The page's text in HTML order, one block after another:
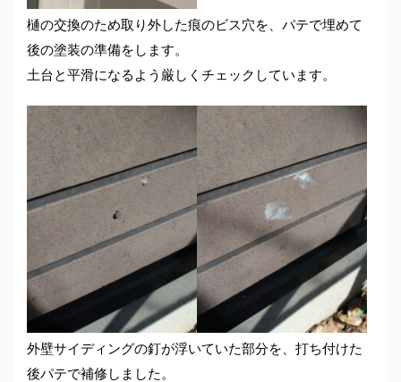
樋の交換のため取り外した痕のビス穴を、パテで埋めて
後の塗装の準備をします。
土台と平滑になるよう厳しくチェックしています。
外壁サイディングの釘が浮いていた部分を、打ち付けた
後パテで補修しました。